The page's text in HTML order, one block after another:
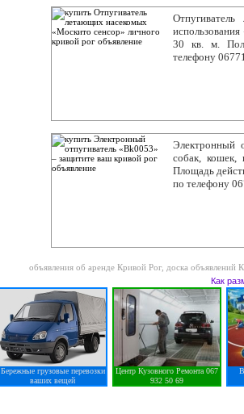
30 кв. м.
телефону
Электронный
собак, кошек,
Площадь
по телефону
объявления об аренде Кривой Рог, доска объявлений
Как
Бережные грузовые перевозки
ваших вещей
Центр Кузовного Ремонта 067
932 50 69